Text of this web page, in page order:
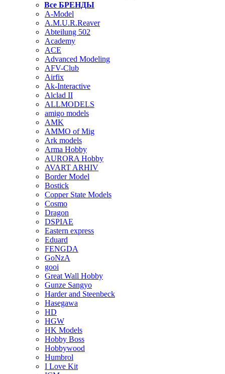
Все БРЕНДЫ
A-Model
A.M.U.R.Reaver
Abteilung 502
Academy
ACE
Advanced Modeling
AFV-Club
Airfix
Ak-Interactive
Alclad II
ALLMODELS
amigo models
AMK
AMMO of Mig
Ark models
Arma Hobby
AURORA Hobby
AVART ARHIV
Border Model
Bostick
Copper State Models
Cosmo
Dragon
DSPIAE
Eastern express
Eduard
FENGDA
GoNzA
gooi
Great Wall Hobby
Gunze Sangyo
Harder and Steenbeck
Hasegawa
HD
HGW
HK Models
Hobby Boss
Hobbywood
Humbrol
I Love Kit